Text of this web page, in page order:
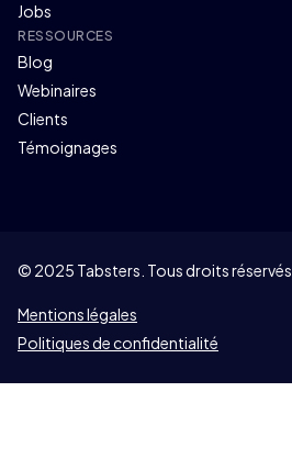
Jobs
RESSOURCES
Blog
Webinaires
Clients
Témoignages
© 2025 Tabsters. Tous droits réservés
Mentions légales
Politiques de confidentialité